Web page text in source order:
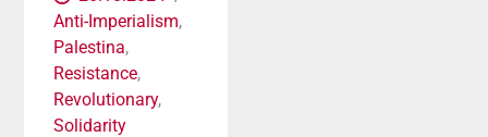
Anti-Imperialism,
Palestina,
Resistance,
Revolutionary,
Solidarity